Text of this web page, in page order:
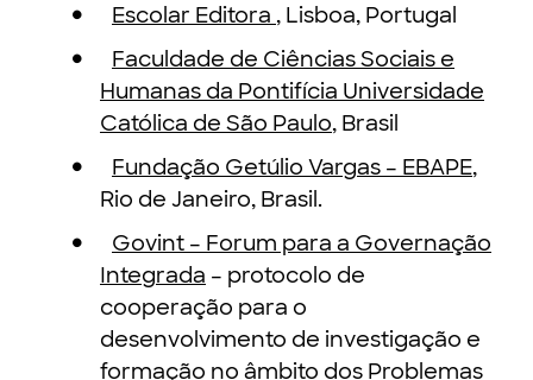
Escolar Editora , Lisboa, Portugal
Faculdade de Ciências Sociais e
Humanas da Pontifícia Universidade
Católica de São Paulo, Brasil
Fundação Getúlio Vargas – EBAPE,
Rio de Janeiro, Brasil.
Govint – Forum para a Governação
Integrada – protocolo de
cooperação para o
desenvolvimento de investigação e
formação no âmbito dos Problemas